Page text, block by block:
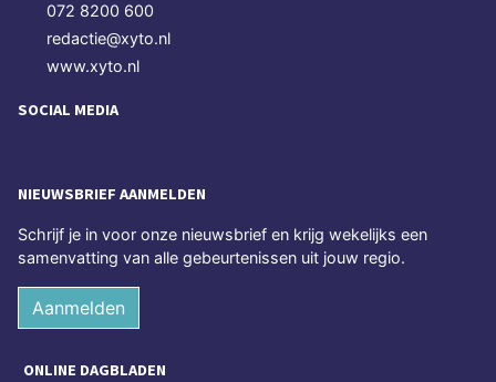
072 8200 600
redactie@xyto.nl
www.xyto.nl
SOCIAL MEDIA
NIEUWSBRIEF AANMELDEN
Schrijf je in voor onze nieuwsbrief en krijg wekelijks een
samenvatting van alle gebeurtenissen uit jouw regio.
Aanmelden
ONLINE DAGBLADEN